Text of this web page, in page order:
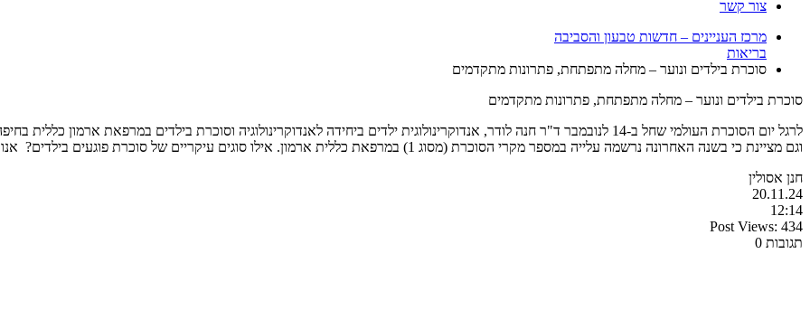
צור קשר
מרכז העניינים – חדשות טבעון והסביבה
בריאות
סוכרת בילדים ונוער – מחלה מתפתחת, פתרונות מתקדמים
סוכרת בילדים ונוער – מחלה מתפתחת, פתרונות מתקדמים
לרגל יום הסוכרת העולמי שחל ב-14 לנובמבר ד"ר חנה לודר, אנדוקרינולוגית ילדים ביחידה לאנדוקרינולוגיה וסוכרת בילדים
וגם מציינת כי בשנה האחרונה נרשמה עלייה במספר מקרי הסוכרת (מסוג 1) במרפאת כללית ארמון. אילו סוגים עיקריים של סוכרת פוגעים בילדים? אנו מבחינים בעיקר […]
חנן אסולין
20.11.24
12:14
Post Views: 434
תגובות 0